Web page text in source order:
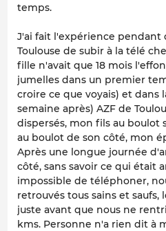
temps.
J'ai fait l'expérience pendant
Toulouse de subir à la télé
fille n'avait que 18 mois
jumelles dans un premier
croire ce que voyais) et dans
semaine après) AZF de
dispersés, mon fils au boulot
au boulot de son côté, mon
Après une longue journée
côté, sans savoir ce qui était
impossible de téléphoner,
retrouvés tous sains et
juste avant que nous ne
kms. Personne n'a rien dit à